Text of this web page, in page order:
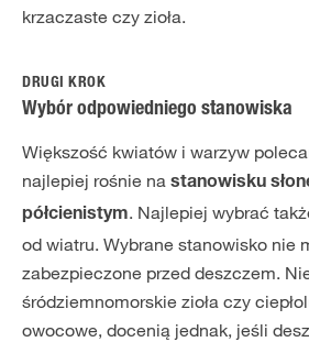
krzaczaste czy zioła.
DRUGI KROK
Wybór odpowiedniego stanowiska
Większość kwiatów i warzyw
najlepiej rośnie na stanowisku
półcienistym. Najlepiej wybrać
od wiatru. Wybrane stanowisko nie
zabezpieczone przed deszczem.
śródziemnomorskie zioła czy
owocowe, docenią jednak, jeśli